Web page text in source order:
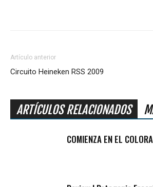
Artículo anterior
Circuito Heineken RSS 2009
ARTÍCULOS RELACIONADOS
COMIENZA EN EL